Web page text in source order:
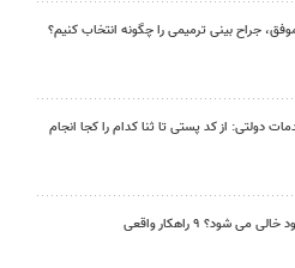
جراح بینی ترمیمی را چگونه انتخاب کنیم؟
دولتی: از کد پستی تا ثنا کدام را کجا انجام
می شود؟ ۹ راهکار واقعی